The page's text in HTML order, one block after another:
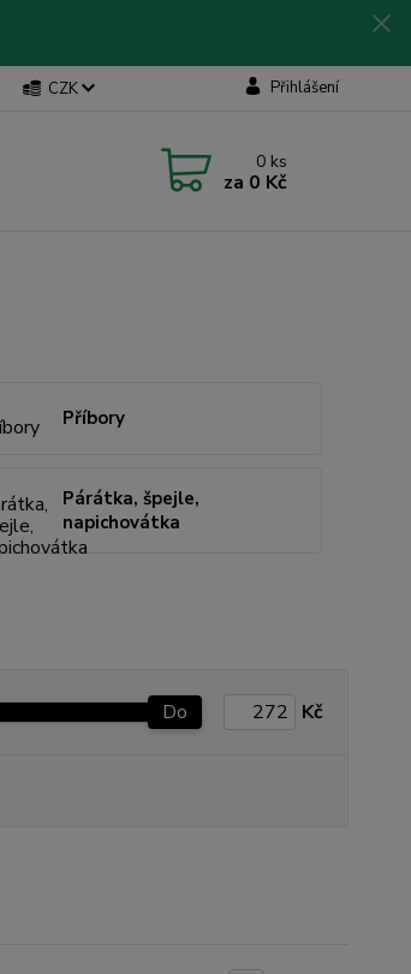
CZK Přihlášení
0 ks
za 0 Kč
Příbory
Párátka, špejle,
napichovátka
Do Kč